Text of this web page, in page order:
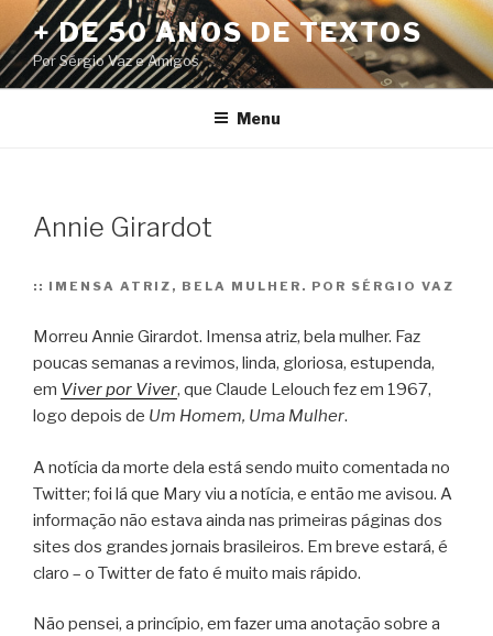
Pular
para
o
conteúdo
+ DE 50 ANOS DE TEXTOS
Por Sérgio Vaz e Amigos
Menu
Annie Girardot
:: IMENSA ATRIZ, BELA MULHER. POR SÉRGIO VAZ
Morreu Annie Girardot. Imensa atriz, bela mulher. Faz
poucas semanas a revimos, linda, gloriosa, estupenda,
em Viver por Viver, que Claude Lelouch fez em 1967,
logo depois de Um Homem, Uma Mulher.
A notícia da morte dela está sendo muito comentada no
Twitter; foi lá que Mary viu a notícia, e então me avisou. A
informação não estava ainda nas primeiras páginas dos
sites dos grandes jornais brasileiros. Em breve estará, é
claro – o Twitter de fato é muito mais rápido.
Não pensei, a princípio, em fazer uma anotação sobre a